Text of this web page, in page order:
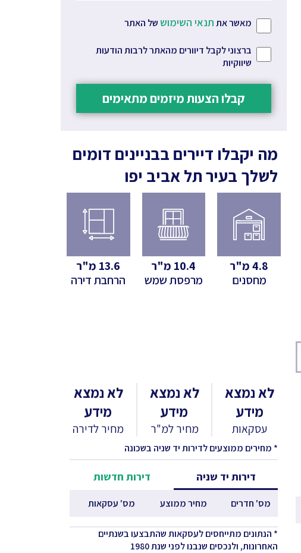
מאשר אתתנאי השימוש של האתר
ברצוני לקבל דיוורים מהאתר לרבות הודעות
שיווקיות
קבלו הצעות מיזמים מתאימים
מה יקבלו דיירים בבניינים דומים
לשלך בעיר תל אביב יפו
4.8מ"ר
מחסנים
10.4 מ"ר
מרפסת שמש
13.6 מ"ר
הרחבת דירה
לא נמצא
מידע
עסקאות
לא נמצא
מידע
מחיר למ"ר
לא נמצא
מידע
מחיר לדירה
* מחירים ממוצעים לדירות יד שניה בשכונה
דירות יד שניה דירות חדשות
מס' חדרים מחיר ממוצע מס' עסקאות
* הנתונים מתייחסים לעסקאות שהתבצעו בשנתיים
האחרונות, ולנכסים שנבנו לפני שנת 1980